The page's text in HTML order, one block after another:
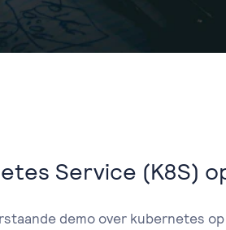
Service (K8S)
demo over kubernetes